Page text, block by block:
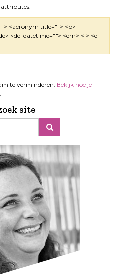
<acronym title=""> <b>
<del datetime=""> <em> <i> <q
te verminderen. Bekijk hoe je
site